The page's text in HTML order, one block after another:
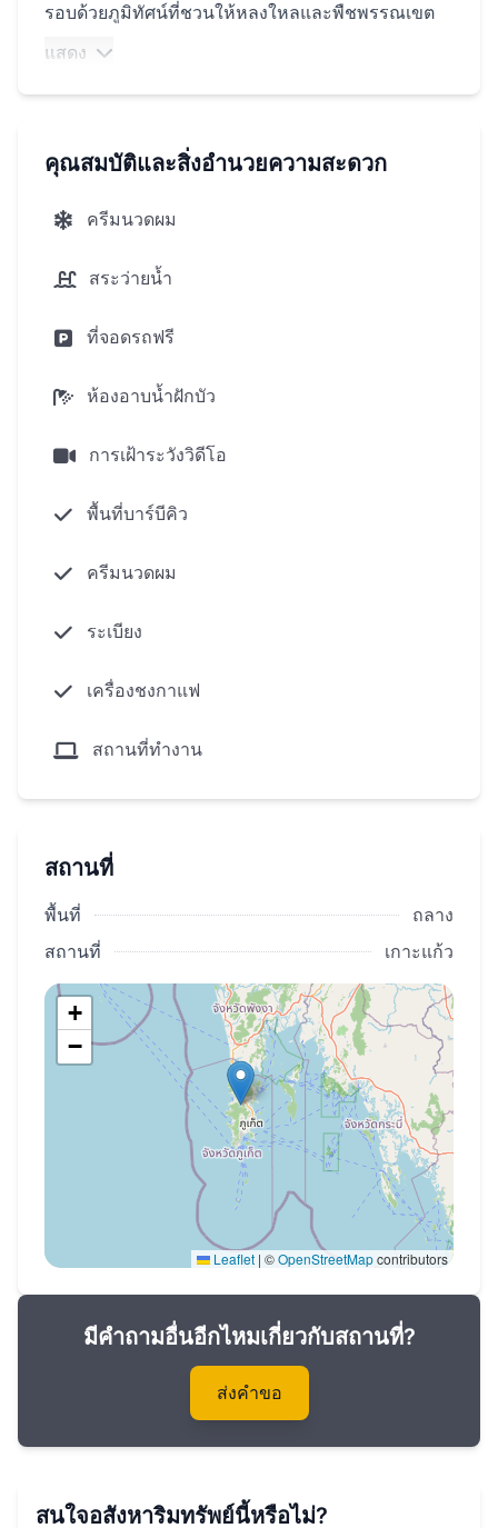
รอบด้วยภูมิทัศน์ที่ชวนให้หลงใหลและพืชพรรณเขต
ร้อนที่ทุกวันเริ่มต้นด้วยแสงแดดและอากาศบริสุทธิ์ ซัน
ครัวที่ทันสมัย,หน้าต่า วัสดุตกแต่งที่ทันสมัยที่ใช้ใน
สูง มีโอกาสที่จะใช้บริการส่วนบุคคลเพื่อช่วยให้คุณ
เลือกและติดตั้งเฟอร์นิเจอร์ที่จำเป็นสำหรั
อยู่แต่ยังลงทุนที่ทำกำไร เนื่องจากทำเลที่สะดวกทาง
เช่าที่น่า ซันไรส์เลคเป็นส่วนผสมที่ลงตัวของความ
พบชีวิตที่ล้อมรอบด้วยธรรมชาติและเพลิดเพลินกับ
ประโยชน์ทั้งหมดของสวรรค์เขตร้อน
สถานที่
ทำเลที่สะดวกในอำเภอถลางเพียง 350 เมตรจาก
โรงเรียนนานาชาติซึ่งทำให้สถานที่แห่งนี้เหมาะ
กม.และหาดกมลาเป็น 8 กม.ให้เข้าถึงชายฝั่งที่
ออกไป 12 กิโลเมตร
ลักษณะของวิลล่า:
ขนาดห้อง:151 ตร.ม.m
พื้นที่ดิน:185 ตร.ม.m
ห้องนั่งเล่นและพื้นที่รับประทานอาหารที่สามารถ
เข้าถึงสระว่ายน้ำได้โดยตรง
ครัวที่ทันสมัยพร้อมอุปกรณ์ครบครัน
สระว่ายน้ำส่วนตัว
ระเบียงสำหรับการพักผ่อนและอาบแดดติดกับสระ
พื้นที่จอดรถ
โครงสร้างพื้นฐานที่ซับซ้อน:
ห้องออกกำลังกาย
แสดง
คุณสมบัติและสิ่งอำนวยความสะดวก
ครีมนวดผม
สระว่ายน้ำ
ที่จอดรถฟรี
ห้องอาบน้ำฝักบัว
การเฝ้าระวังวิดีโอ
พื้นที่บาร์บีคิว
ครีมนวดผม
ระเบียง
เครื่องชงกาแฟ
สถานที่ทำงาน
สถานที่
พื้นที่
ถลาง
สถานที่
เกาะแก้ว
+
−
Leaflet | ©OpenStreetMapcontributors
มีคำถามอื่นอีกไหมเกี่ยวกับสถานที่?
ส่งคำขอ
สนใจอสังหาริมทรัพย์นี้หรือไม่?